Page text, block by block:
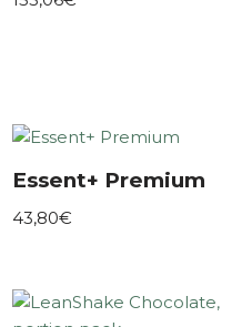
Essent+ Premium
43,80€